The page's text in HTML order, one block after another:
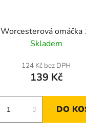
Worcesterová omáčka
Skladem
124 Kč bez DPH
139 Kč
DO